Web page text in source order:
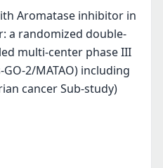
Aromatase inhibitor in
a randomized double-
multi-center phase III
GO-2/MATAO) including
cancer Sub-study)